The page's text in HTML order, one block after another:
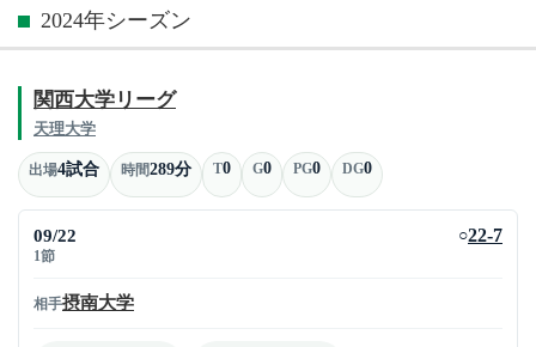
2024年シーズン
関西大学リーグ
天理大学
出場4試合 時間289分 T0 G0 PG0 DG0
09/22
1節
○22-7
相手摂南大学